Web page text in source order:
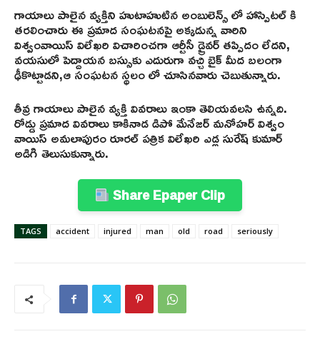
గాయాలు పాలైన వ్యక్తిని హుటాహుటిన అంబులెన్స్ లో హాస్పిటల్ కి
తరలించారు ఈ ప్రమాద సంఘటనపై అక్కడున్న వారిని
విశ్వంవాయిస్ విలేఖరి విచారించగా ఆర్టీసీ డ్రైవర్ తప్పిదం లేదని,
వయసులో పెద్దాయన బస్సుకు ఎదురుగా వచ్చి బైక్ మీద బలంగా
ఢీకొట్టాడని,ఆ సంఘటన స్థలం లో చూసినవారు చెబుతున్నారు.
తీవ్ర గాయాలు పాలైన వ్యక్తి వివరాలు ఇంకా తెలియవలసి ఉన్నది.
రోడ్డు ప్రమాద వివరాలు కాకినాడ డిపో మేనేజర్ మనోహర్ విశ్వం
వాయిస్ అమలాపురం రూరల్ పత్రిక విలేఖరి ఎడ్ల సురేష్ కుమార్
అడిగి తెలుసుకున్నారు.
Share Epaper Clip
TAGS accident injured man old road seriously